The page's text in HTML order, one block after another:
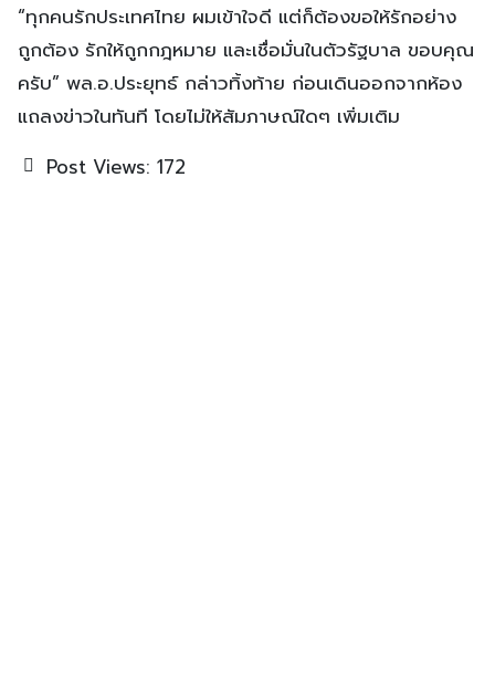
“ทุกคนรักประเทศไทย ผมเข้าใจดี แต่ก็ต้องขอให้รักอย่าง
ถูกต้อง รักให้ถูกกฎหมาย และเชื่อมั่นในตัวรัฐบาล ขอบคุณ
ครับ” พล.อ.ประยุทธ์ กล่าวทิ้งท้าย ก่อนเดินออกจากห้อง
แถลงข่าวในทันที โดยไม่ให้สัมภาษณ์ใดๆ เพิ่มเติม
Post Views: 172